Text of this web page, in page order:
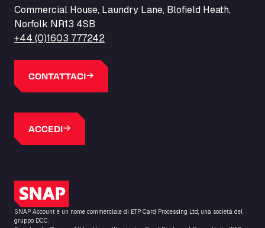
Commercial House, Laundry Lane, Blofield Heath,
Norfolk NR13 4SB
+44 (0)1603 777242
CONTATTACI
ACCEDI
Logo SNAP
SNAP Account è un nome commerciale di ETP Card Processing Ltd, una società del
gruppo DCC.